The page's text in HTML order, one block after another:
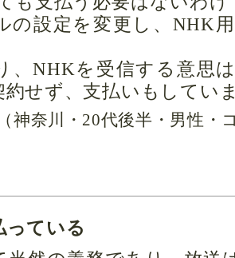
の設定を変更し、NHK
、NHKを受信する意思
約せず、支払いもしてい
神奈川・20代後半・男性・
っている